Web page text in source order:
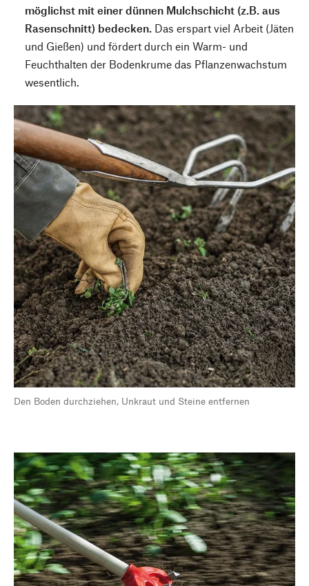
möglichst mit einer dünnen Mulchschicht (z.B. aus
Rasenschnitt) bedecken. Das erspart viel Arbeit (Jäten
und Gießen) und fördert durch ein Warm- und
Feuchthalten der Bodenkrume das Pflanzenwachstum
wesentlich.
Den Boden durchziehen, Unkraut und Steine entfernen